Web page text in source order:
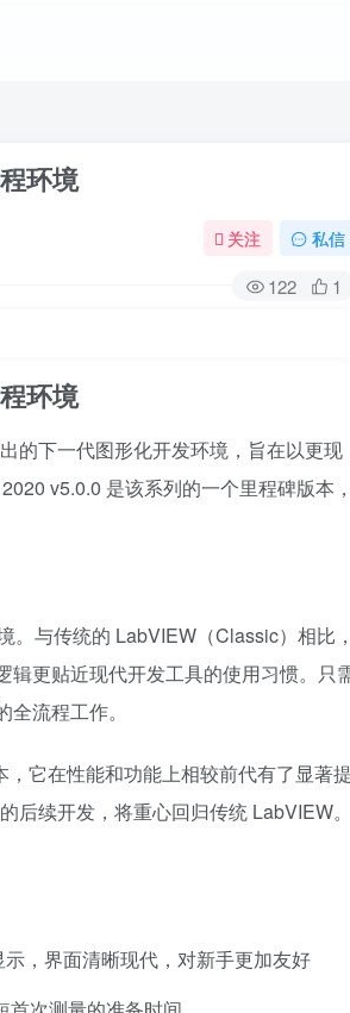
环境
关注 私信
122 1
环境
的下一代图形化开发环境，旨在以更现
v5.0.0 是该系列的一个里程碑版本
。与传统的 LabVIEW（Classic）相比
辑更贴近现代开发工具的使用习惯。只
流程工作。
它在性能和功能上相较前代有了显著
后续开发，将重心回归传统 LabVIEW
，界面清晰现代，对新手更加友好